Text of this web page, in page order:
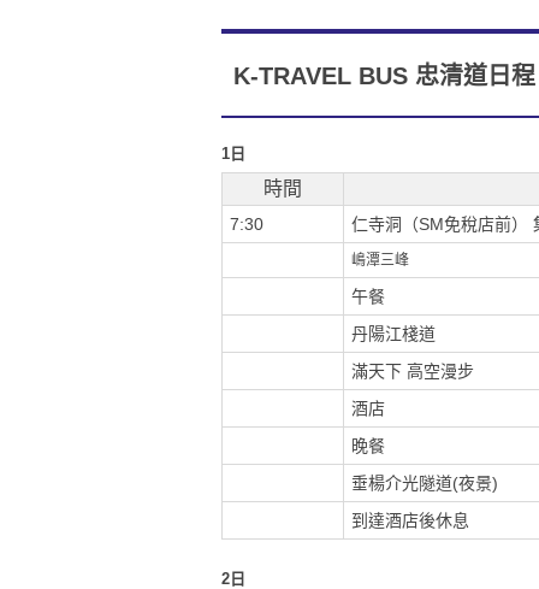
K-TRAVEL BUS 忠清道日程
1 日
時間
7:30 仁寺洞（SM免稅店前）
嶋潭三峰
午餐
丹陽江棧道
滿天下 高空漫步
酒店
晚餐
垂楊介光隧道(夜景)
到達酒店後休息
2 日